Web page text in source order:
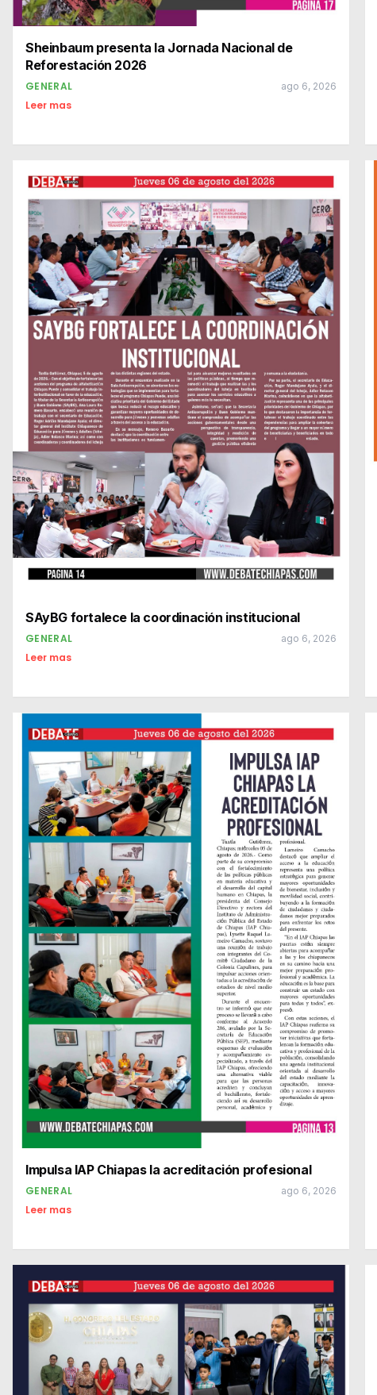
Sheinbaum presenta la Jornada Nacional de
Reforestación 2026
GENERAL ago 6, 2026
Leer mas
SAyBG fortalece la coordinación institucional
GENERAL ago 6, 2026
Leer mas
Impulsa IAP Chiapas la acreditación profesional
GENERAL ago 6, 2026
Leer mas